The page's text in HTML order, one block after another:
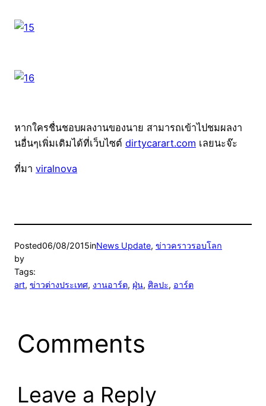
หากใครชื่นชอบผลงานของนาย สามารถเข้าไปชมผลงา
นอื่นๆเพิ่มเติมได้ที่เว็บไซต์ dirtycarart.com เลยนะจ๊ะ
ที่มา viralnova
Posted06/08/2015inNews Update, ข่าวคราวรอบโลก
by
Tags:
art, ข่าวต่างประเทศ, งานอาร์ต, ฝุ่น, ศิลปะ, อาร์ต
Comments
Leave a Reply